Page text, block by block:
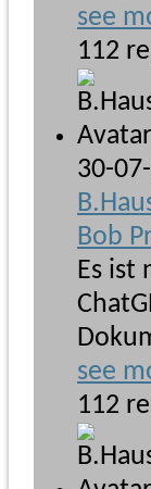
see
112
30-
Bob
Es ist
see
112